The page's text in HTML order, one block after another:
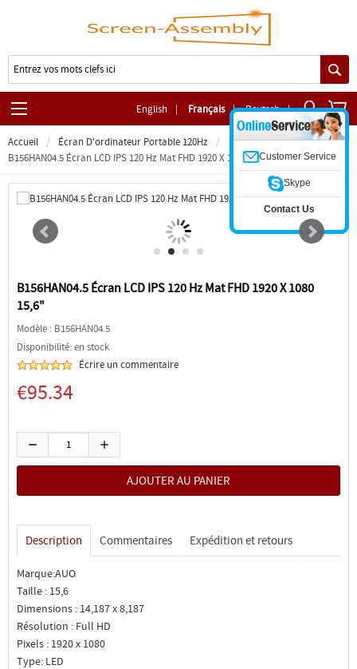
English | Français | Deutsch |
Accueil
Écran D'ordinateur Portable 120Hz
B156HAN04.5 Écran LCD IPS 120 Hz Mat FHD 1920 X 1080 15,6"
B156HAN04.5 Écran LCD IPS 120 Hz Mat FHD 1920 X 1080
15,6"
Modèle : B156HAN04.5
Disponibilité: en stock
Écrire un commentaire
€95.34
Description Commentaires Expédition et retours
Marque:AUO
Taille : 15,6
Dimensions : 14,187 x 8,187
Résolution : Full HD
Pixels : 1920 x 1080
Type: LED
Customer Service
Skype
Contact Us